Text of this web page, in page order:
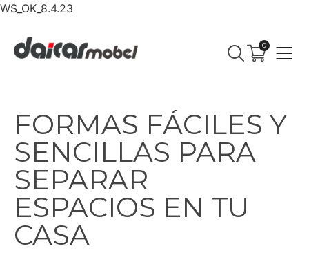
WS_OK_8.4.23
0
FORMAS FÁCILES Y
SENCILLAS PARA
SEPARAR
ESPACIOS EN TU
CASA